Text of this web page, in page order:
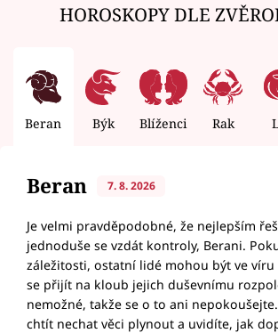
HOROSKOPY DLE
Beran Býk Blíženci Rak
Beran 7. 8. 2026
Je velmi pravděpodobné, že nejlepším
jednoduše se vzdát kontroly, Berani.
záležitosti, ostatní lidé mohou být ve víru
se přijít na kloub jejich duševnímu
nemožné, takže se o to ani
chtít nechat věci plynout a uvidíte, jak